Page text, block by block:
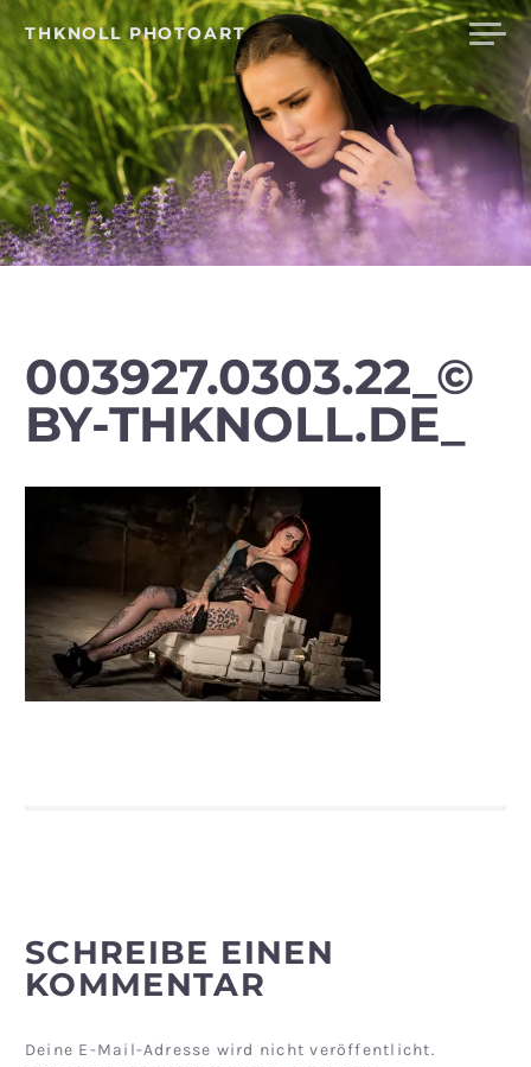
Skip
to
content
THKNOLL PHOTOART
003927.0303.22_©
BY-THKNOLL.DE_
SCHREIBE EINEN
KOMMENTAR
Deine E-Mail-Adresse wird nicht veröffentlicht.